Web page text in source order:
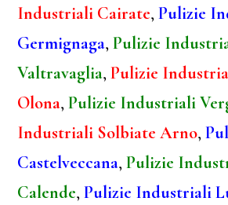
Industriali Cairate,Pulizie
Germignaga,Pulizie
Valtravaglia,Pulizie
Olona,Pulizie Industriali
Industriali Solbiate Arno,
Castelveccana,Pulizie
Calende,Pulizie Industriali